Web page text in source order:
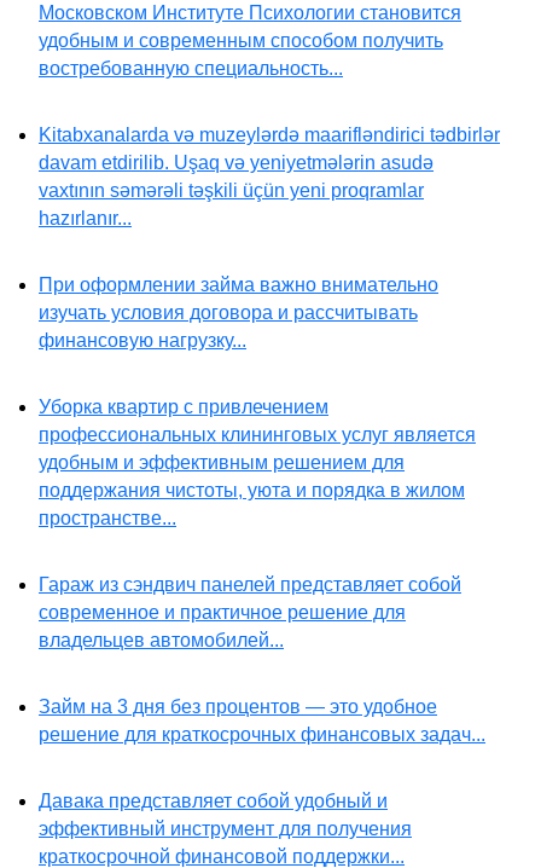
Московском Институте Психологии становится
удобным и современным способом получить
востребованную специальность...
Kitabxanalarda və muzeylərdə maarifləndirici tədbirlər
davam etdirilib. Uşaq və yeniyetmələrin asudə
vaxtının səmərəli təşkili üçün yeni proqramlar
hazırlanır...
При оформлении займа важно внимательно
изучать условия договора и рассчитывать
финансовую нагрузку...
Уборка квартир с привлечением
профессиональных клининговых услуг является
удобным и эффективным решением для
поддержания чистоты, уюта и порядка в жилом
пространстве...
Гараж из сэндвич панелей представляет собой
современное и практичное решение для
владельцев автомобилей...
Займ на 3 дня без процентов — это удобное
решение для краткосрочных финансовых задач...
Давака представляет собой удобный и
эффективный инструмент для получения
краткосрочной финансовой поддержки...